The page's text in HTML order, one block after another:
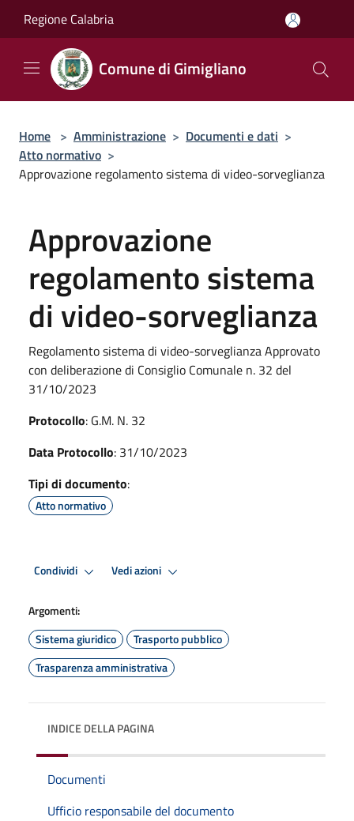
Regione Calabria
Comune di Gimigliano
Home > Amministrazione > Documenti e dati >
Atto normativo >
Approvazione regolamento sistema di video-sorveglianza
Approvazione
regolamento sistema
di video-sorveglianza
Regolamento sistema di video-sorveglianza Approvato
con deliberazione di Consiglio Comunale n. 32 del
31/10/2023
Protocollo: G.M. N. 32
Data Protocollo: 31/10/2023
Tipi di documento:
Atto normativo
Condividi Vedi azioni
Argomenti:
Sistema giuridico
Trasporto pubblico
Trasparenza amministrativa
INDICE DELLA PAGINA
Documenti
Ufficio responsabile del documento